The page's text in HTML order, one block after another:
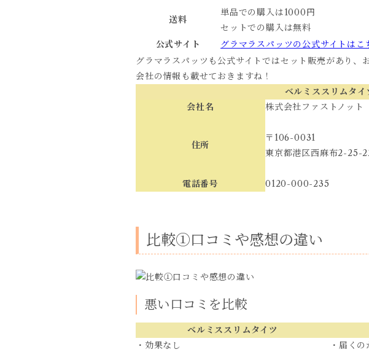
送料
単品での購入は1000円
セットでの購入は無料
公式サイト
グラマラスパッツの公式サイトはこ
グラマラスパッツも公式サイトではセット販売があり、
会社の情報も載せておきますね！
ベルミススリムタイ
会社名
株式会社ファストノット
住所
〒106-0031
東京都港区西麻布2-25-
電話番号 0120-000-235
比較①口コミや感想の違い
悪い口コミを比較
ベルミススリムタイツ
・効果なし
・届く